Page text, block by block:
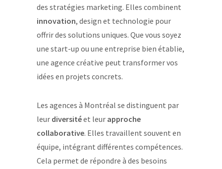
des stratégies marketing. Elles combinent
innovation, design et technologie pour
offrir des solutions uniques. Que vous soyez
une start-up ou une entreprise bien établie,
une agence créative peut transformer vos
idées en projets concrets.
Les agences à Montréal se distinguent par
leur diversitéet leur approche
collaborative. Elles travaillent souvent en
équipe, intégrant différentes compétences.
Cela permet de répondre à des besoins